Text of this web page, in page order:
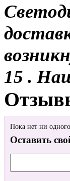
15 .
Пока нет ни
Оставить